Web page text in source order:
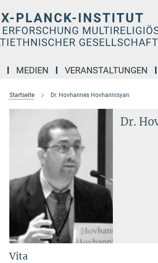
MEDIEN VERANSTALTUNGEN
Startseite Dr. Hovhannes Hovhannisyan
Dr.
Vita